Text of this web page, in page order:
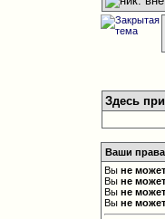
Здесь
Ваши
Выне
Выне
Выне
Выне